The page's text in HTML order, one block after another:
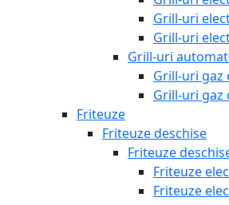
Grill-uri
Grill-uri
Grill-uri
Grill-uri gaz
Grill-uri gaz
Friteuze
Friteuze deschise
Friteuze
Friteuze
Friteuze